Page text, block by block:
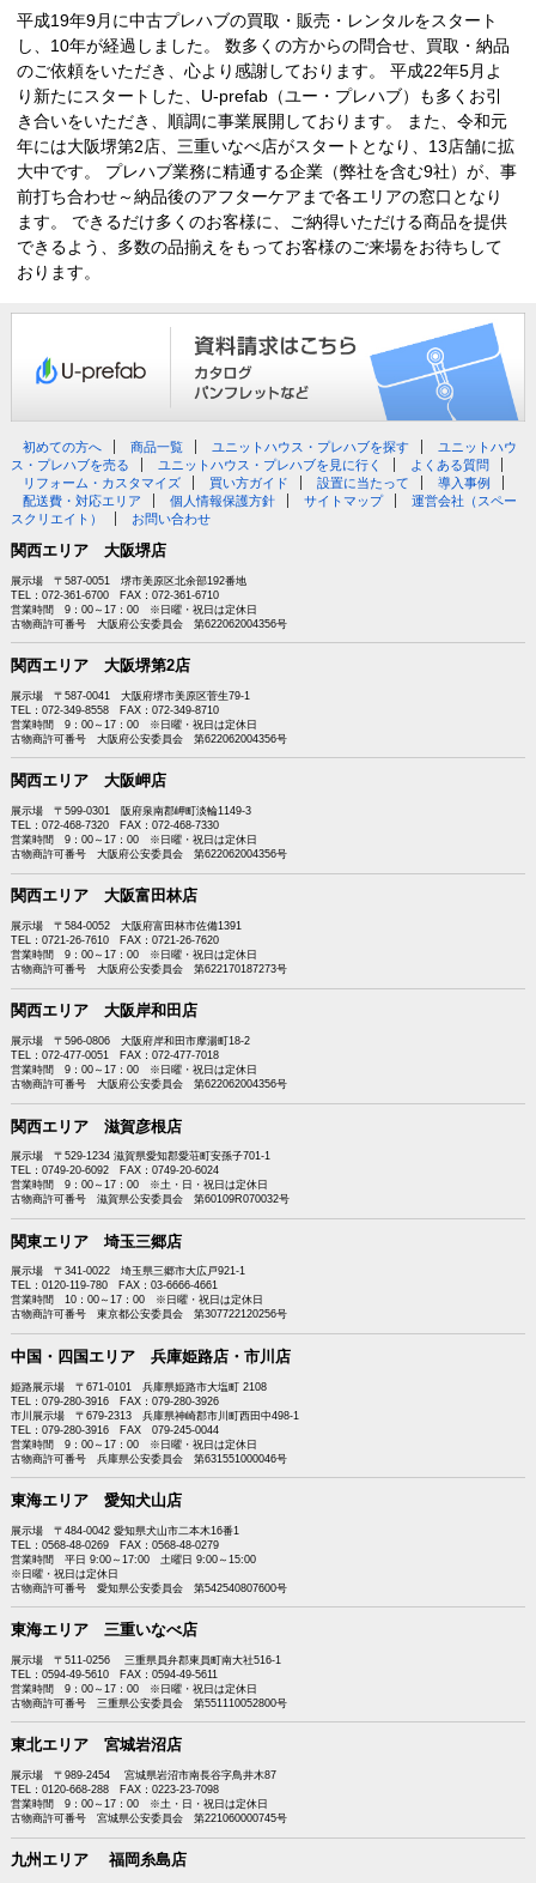
平成19年9月に中古プレハブの買取・販売・レンタルをスタート
し、10年が経過しました。 数多くの方からの問合せ、買取・納品
のご依頼をいただき、心より感謝しております。 平成22年5月よ
り新たにスタートした、U-prefab（ユー・プレハブ）も多くお引
き合いをいただき、順調に事業展開しております。 また、令和元
年には大阪堺第2店、三重いなべ店がスタートとなり、13店舗に拡
大中です。 プレハブ業務に精通する企業（弊社を含む9社）が、事
前打ち合わせ～納品後のアフターケアまで各エリアの窓口となり
ます。 できるだけ多くのお客様に、ご納得いただける商品を提供
できるよう、多数の品揃えをもってお客様のご来場をお待ちして
おります。
初めての方へ 商品一覧 ユニットハウス・プレハブを探す
ユニットハウ
ス・プレハブを売る
ユニットハウス・プレハブを見に行く
よくある質問
リフォーム・カスタマイズ
買い方ガイド 設置に当たって
導入事例
配送費・対応エリア
個人情報保護方針 サイトマップ
運営会社（スペー
スクリエイト）
お問い合わせ
関西エリア 大阪堺店
展示場 〒587-0051 堺市美原区北余部192番地
TEL：072-361-6700 FAX：072-361-6710
営業時間 9：00～17：00 ※日曜・祝日は定休日
古物商許可番号 大阪府公安委員会 第622062004356号
関西エリア 大阪堺第2店
展示場 〒587-0041 大阪府堺市美原区菅生79-1
TEL：072-349-8558 FAX：072-349-8710
営業時間 9：00～17：00 ※日曜・祝日は定休日
古物商許可番号 大阪府公安委員会 第622062004356号
関西エリア 大阪岬店
展示場 〒599-0301 阪府泉南郡岬町淡輪1149-3
TEL：072-468-7320 FAX：072-468-7330
営業時間 9：00～17：00 ※日曜・祝日は定休日
古物商許可番号 大阪府公安委員会 第622062004356号
関西エリア 大阪富田林店
展示場 〒584-0052 大阪府富田林市佐備1391
TEL：0721-26-7610 FAX：0721-26-7620
営業時間 9：00～17：00 ※日曜・祝日は定休日
古物商許可番号 大阪府公安委員会 第622170187273号
関西エリア 大阪岸和田店
展示場 〒596-0806 大阪府岸和田市摩湯町18-2
TEL：072-477-0051 FAX：072-477-7018
営業時間 9：00～17：00 ※日曜・祝日は定休日
古物商許可番号 大阪府公安委員会 第622062004356号
関西エリア 滋賀彦根店
展示場 〒529-1234 滋賀県愛知郡愛荘町安孫子701-1
TEL：0749-20-6092 FAX：0749-20-6024
営業時間 9：00～17：00 ※土・日・祝日は定休日
古物商許可番号 滋賀県公安委員会 第60109R070032号
関東エリア 埼玉三郷店
展示場 〒341-0022 埼玉県三郷市大広戸921-1
TEL：0120-119-780 FAX：03-6666-4661
営業時間 10：00～17：00 ※日曜・祝日は定休日
古物商許可番号 東京都公安委員会 第307722120256号
中国・四国エリア 兵庫姫路店・市川店
姫路展示場 〒671-0101 兵庫県姫路市大塩町 2108
TEL：079-280-3916 FAX：079-280-3926
市川展示場 〒679-2313 兵庫県神崎郡市川町西田中498-1
TEL：079-280-3916 FAX 079-245-0044
営業時間 9：00～17：00 ※日曜・祝日は定休日
古物商許可番号 兵庫県公安委員会 第631551000046号
東海エリア 愛知犬山店
展示場 〒484-0042 愛知県犬山市二本木16番1
TEL：0568-48-0269 FAX：0568-48-0279
営業時間 平日 9:00～17:00 土曜日 9:00～15:00
※日曜・祝日は定休日
古物商許可番号 愛知県公安委員会 第542540807600号
東海エリア 三重いなべ店
展示場 〒511-0256 三重県員弁郡東員町南大社516-1
TEL：0594-49-5610 FAX：0594-49-5611
営業時間 9：00～17：00 ※日曜・祝日は定休日
古物商許可番号 三重県公安委員会 第551110052800号
東北エリア 宮城岩沼店
展示場 〒989-2454 宮城県岩沼市南長谷字鳥井木87
TEL：0120-668-288 FAX：0223-23-7098
営業時間 9：00～17：00 ※土・日・祝日は定休日
古物商許可番号 宮城県公安委員会 第221060000745号
九州エリア 福岡糸島店